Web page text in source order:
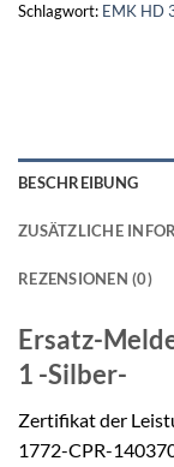
Schlagwort: EMK HD
BESCHREIBUNG
ZUSÄTZLICHE
REZENSIONEN (0)
Ersatz-
1 -Silber-
Zertifikat der
1772-CPR-